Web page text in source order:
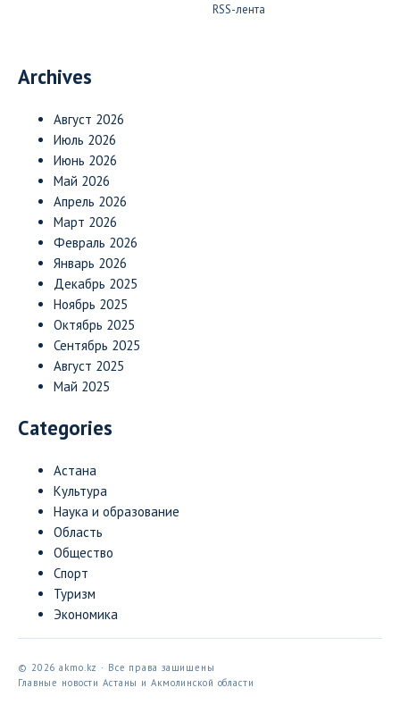
RSS-лента
Archives
Август 2026
Июль 2026
Июнь 2026
Май 2026
Апрель 2026
Март 2026
Февраль 2026
Январь 2026
Декабрь 2025
Ноябрь 2025
Октябрь 2025
Сентябрь 2025
Август 2025
Май 2025
Categories
Астана
Культура
Наука и образование
Область
Общество
Спорт
Туризм
Экономика
© 2026 akmo.kz · Все права защищены
Главные новости Астаны и Акмолинской области